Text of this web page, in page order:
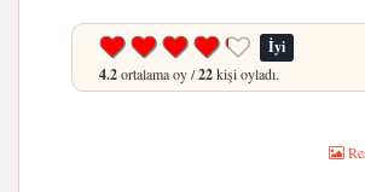
İyi
4.2ortalama oy /22kişi oyladı.